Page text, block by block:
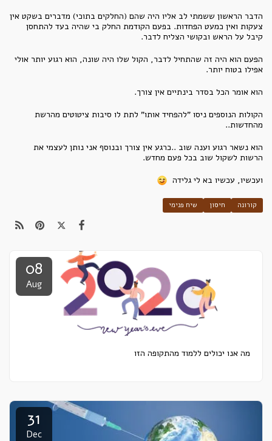
הדבר הראשון ששמתי לב אליו היה שהם (החלקים בתוכי) מדברים בשקט אין
צעקות ואין כמעט הפחדות. בפעם הקודמת החלק בי שהיה בעד להתחסן
קיבל על הראש ובקושי הצליח לדבר.
הפעם הוא היה זה שהתחיל לדבר, הקול שלו היה שונה, הוא רגוע יותר אולי
אפילו בטוח יותר.
הוא אומר הכל בסדר בינתיים אין צורך.
הקולות הנוספים ניסו "להפחיד אותו" לתת לו סיבות ציטוטים מהרשת
מהחדשות..
הוא נשאר רגוע וענה שוב ..כרגע אין צורך ובנוסף אני נותן לעצמי את
הרשות לשקול שוב בכל פעם מחדש.
ועכשיו, עכשיו בא לי גלידה
קורונה חיסון שיח פנימי
08
Aug
מה אנו יכולים ללמוד מהתקופה הזו
31
Dec